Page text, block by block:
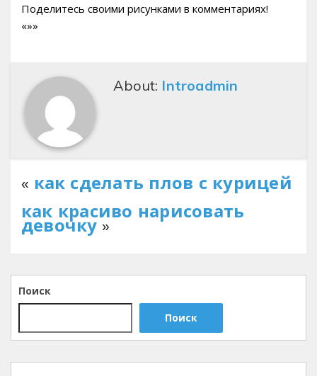
Поделитесь своими рисунками в комментариях!
«»»
About: Introadmin
« как сделать плов с курицей
как красиво нарисовать
девочку »
Поиск
Поиск